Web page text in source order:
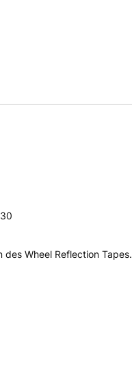
des Wheel Reflection Tapes.